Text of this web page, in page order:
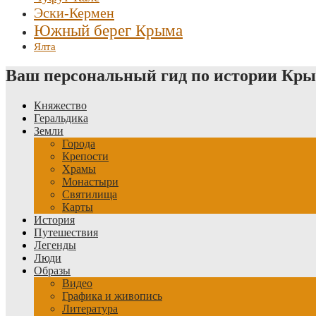
Эски-Кермен
Южный берег Крыма
Ялта
Ваш персональный гид по истории
Княжество
Геральдика
Земли
Города
Крепости
Храмы
Монастыри
Святилища
Карты
История
Путешествия
Легенды
Люди
Образы
Видео
Графика и живопись
Литература